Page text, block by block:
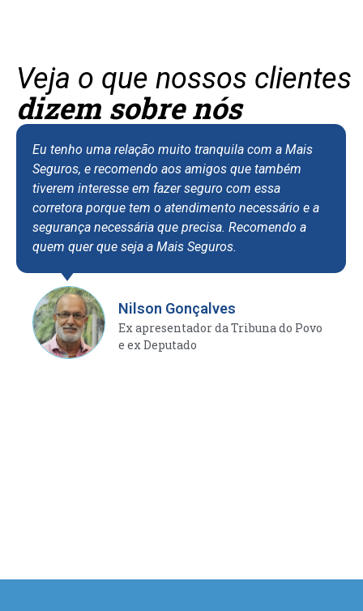
Veja o que nossos clientes
dizem sobre nós
Eu tenho uma relação muito tranquila com a Mais
Seguros, e recomendo aos amigos que também
tiverem interesse em fazer seguro com essa
corretora porque tem o atendimento necessário e a
segurança necessária que precisa. Recomendo a
quem quer que seja a Mais Seguros.
Nilson Gonçalves
Ex apresentador da Tribuna do Povo
e ex Deputado